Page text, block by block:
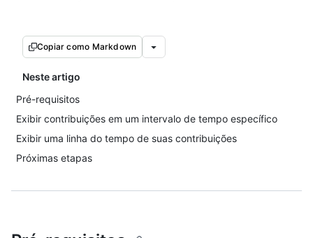
Copiar como Markdown
Neste artigo
Pré-requisitos
Exibir contribuições em um intervalo de tempo específico
Exibir uma linha do tempo de suas contribuições
Próximas etapas